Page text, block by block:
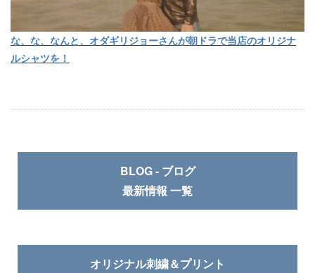
な、な、なんと、オダギリジョーさんが朝ドラで当店のオリジナ
ルシャツを！
BLOG - ブログ
最新情報 一覧
オリジナル刺繍＆プリント